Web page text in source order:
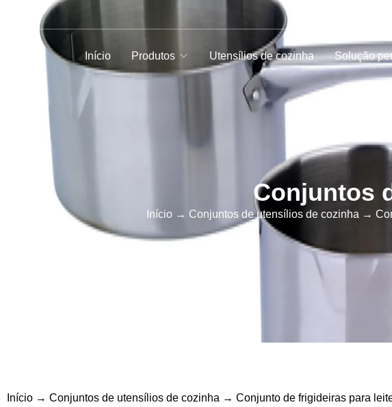
Início Produtos Utensílios de cozinha Solução
Conjuntos
Início→ Conjuntos de utensílios de cozinha →
Início → Conjuntos de utensílios de cozinha → Conjunto de frigideiras para